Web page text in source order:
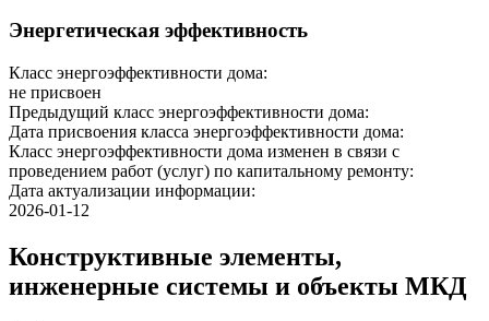
Энергетическая эффективность
Класс энергоэффективности дома:
не присвоен
Предыдущий класс энергоэффективности дома:
Дата присвоения класса энергоэффективности дома:
Класс энергоэффективности дома изменен в связи с
проведением работ (услуг) по капитальному ремонту:
Дата актуализации информации:
2026-01-12
Конструктивные элементы,
инженерные системы и объекты МКД